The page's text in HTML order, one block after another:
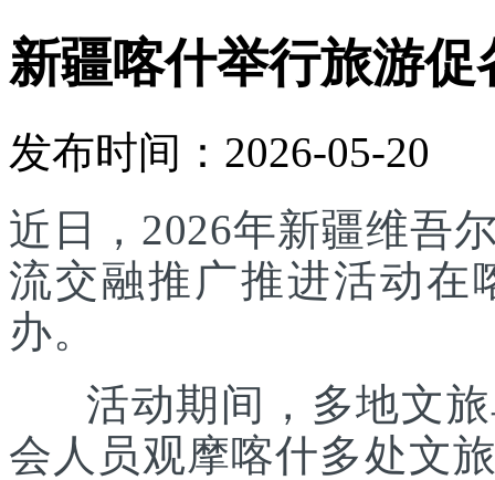
新疆喀什举行旅游
发布时间：2026-05-20
近日，2026年新疆维吾
流交融推广推进活动在
办。
活动期间，多地文旅
会人员观摩喀什多处文